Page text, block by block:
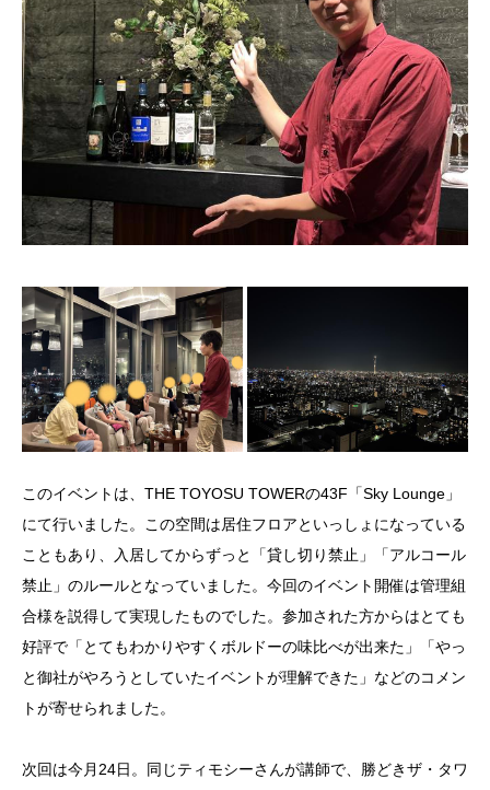
このイベントは、THE TOYOSU TOWERの43F「Sky Lounge」
にて行いました。この空間は居住フロアといっしょになっている
こともあり、入居してからずっと「貸し切り禁止」「アルコール
禁止」のルールとなっていました。今回のイベント開催は管理組
合様を説得して実現したものでした。参加された方からはとても
好評で「とてもわかりやすくボルドーの味比べが出来た」「やっ
と御社がやろうとしていたイベントが理解できた」などのコメン
トが寄せられました。
次回は今月24日。同じティモシーさんが講師で、勝どきザ・タワ